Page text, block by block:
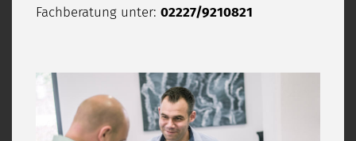
Fachberatung unter: 02227/9210821